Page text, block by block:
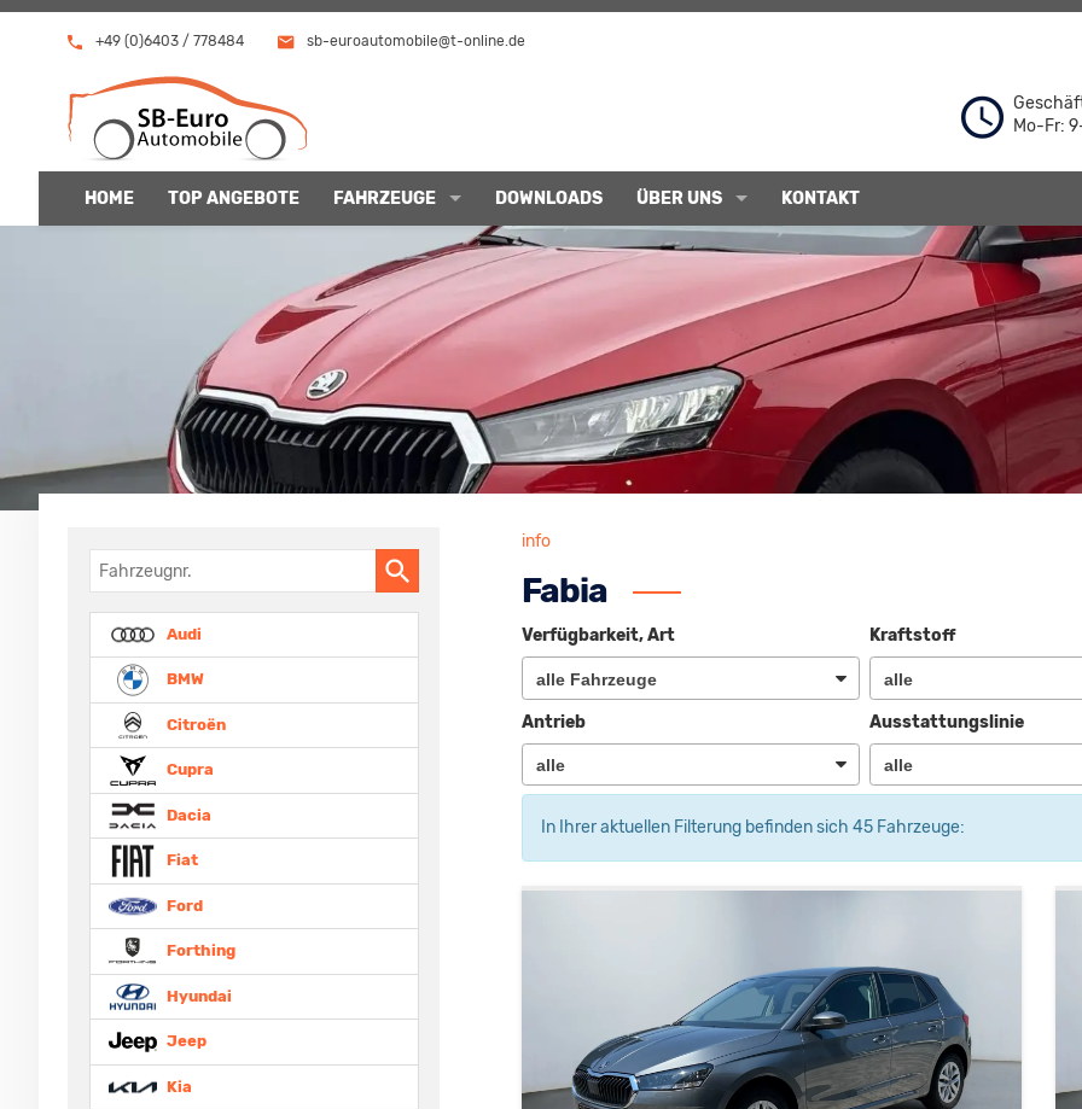
+49 (0)6403 / 778484 sb-euroautomobile@t-online.de
Mo-Fr:
HOME TOP ANGEBOTE FAHRZEUGE DOWNLOADS ÜBER UNS KONTAKT
info
Fabia
Verfügbarkeit, Art Kraftstoff
Antrieb Ausstattungslinie
In Ihrer aktuellen Filterung befinden sich 45Fahrzeuge:
Fahrzeugnr.
Audi
BMW
Citroën
Cupra
Dacia
Fiat
Ford
Forthing
Hyundai
Jeep
Kia